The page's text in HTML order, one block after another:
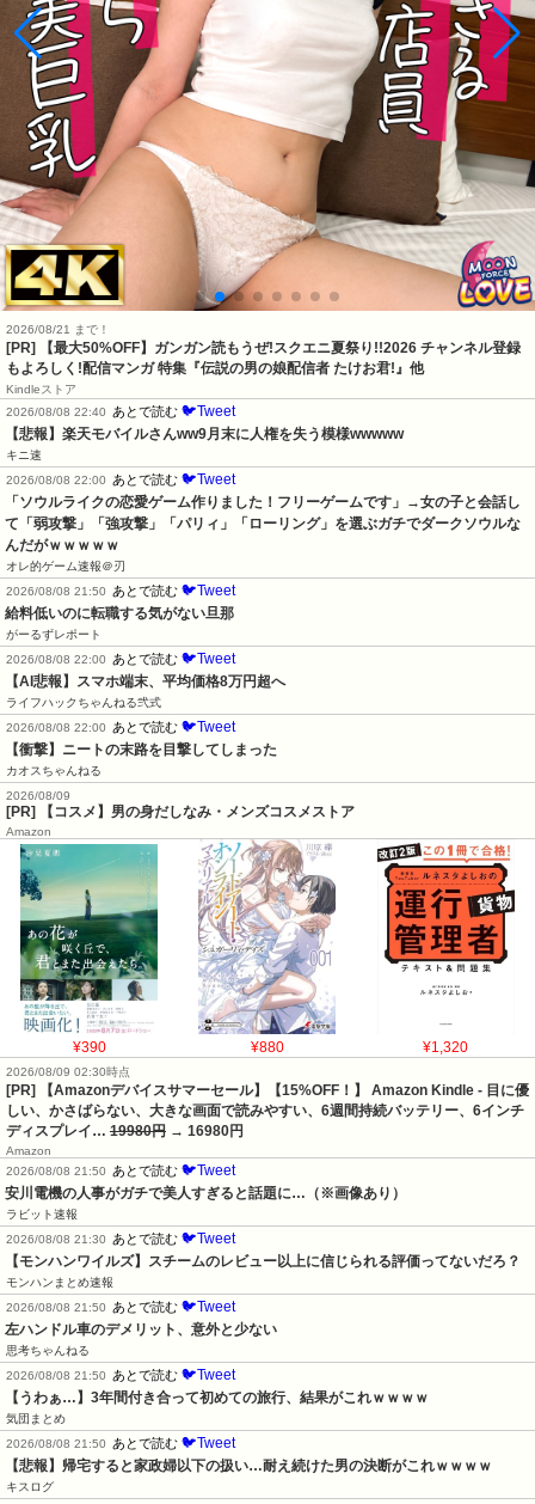
2026/08/21 まで！
[PR] 【最大50%OFF】ガンガン読もうぜ!スクエニ夏祭り!!2026 チャンネル登録
もよろしく!配信マンガ 特集『伝説の男の娘配信者 たけお君!』他
Kindleストア
2026/08/08 22:40
あとで読む 🐦Tweet
【悲報】楽天モバイルさんww9月末に人権を失う模様wwwww
キニ速
2026/08/08 22:00
あとで読む 🐦Tweet
「ソウルライクの恋愛ゲーム作りました！フリーゲームです」→女の子と会話し
て「弱攻撃」「強攻撃」「パリィ」「ローリング」を選ぶガチでダークソウルな
んだがｗｗｗｗｗ
オレ的ゲーム速報＠刃
2026/08/08 21:50
あとで読む 🐦Tweet
給料低いのに転職する気がない旦那
がーるずレポート
2026/08/08 22:00
あとで読む 🐦Tweet
【AI悲報】スマホ端末、平均価格8万円超へ
ライフハックちゃんねる弐式
2026/08/08 22:00
あとで読む 🐦Tweet
【衝撃】ニートの末路を目撃してしまった
カオスちゃんねる
2026/08/09
[PR] 【コスメ】男の身だしなみ・メンズコスメストア
Amazon
¥390 ¥880 ¥1,320
2026/08/09 02:30時点
[PR] 【Amazonデバイスサマーセール】【15%OFF！】 Amazon Kindle - 目に優
しい、かさばらない、大きな画面で読みやすい、6週間持続バッテリー、6インチ
ディスプレイ… 19980円 → 16980円
Amazon
2026/08/08 21:50
あとで読む 🐦Tweet
安川電機の人事がガチで美人すぎると話題に…（※画像あり）
ラビット速報
2026/08/08 21:30
あとで読む 🐦Tweet
【モンハンワイルズ】スチームのレビュー以上に信じられる評価ってないだろ？
モンハンまとめ速報
2026/08/08 21:50
あとで読む 🐦Tweet
左ハンドル車のデメリット、意外と少ない
思考ちゃんねる
2026/08/08 21:50
あとで読む 🐦Tweet
【うわぁ…】3年間付き合って初めての旅行、結果がこれｗｗｗｗ
気団まとめ
2026/08/08 21:50
あとで読む 🐦Tweet
【悲報】帰宅すると家政婦以下の扱い…耐え続けた男の決断がこれｗｗｗｗ
キスログ